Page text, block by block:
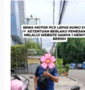
Antar Jemput